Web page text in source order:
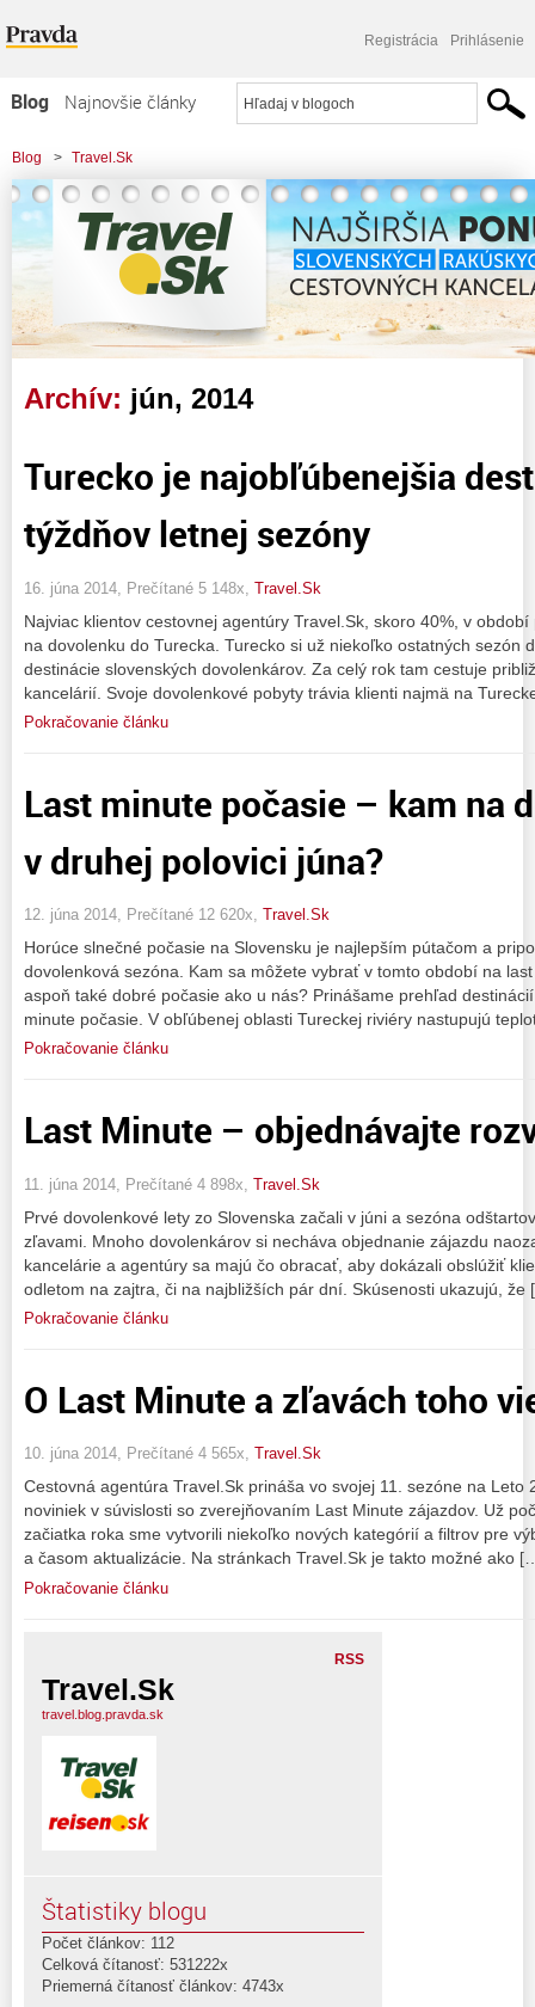
Registrácia Prihlásenie
Blog
Najnovšie články
Najčítanejšie články
Najkomentovanejšie články
Zoznam blogov
Komerčné blogy
Blog > Travel.Sk
Archív: jún, 2014
Turecko je najobľúbenejšia
týždňov letnej sezóny
16. júna 2014, Prečítané 5 148x, Travel.Sk
Najviac klientov cestovnej agentúry Travel.Sk, skoro 40%, v
na dovolenku do Turecka. Turecko si už niekoľko ostatných sezón
destinácie slovenských dovolenkárov. Za celý rok tam cestuje
kancelárií. Svoje dovolenkové pobyty trávia klienti najmä na
Pokračovanie článku
Last minute počasie – kam na
v druhej polovici júna?
12. júna 2014, Prečítané 12 620x, Travel.Sk
Horúce slnečné počasie na Slovensku je najlepším pútačom a
dovolenková sezóna. Kam sa môžete vybrať v tomto období na
aspoň také dobré počasie ako u nás? Prinášame prehľad
minute počasie. V obľúbenej oblasti Tureckej riviéry nastupujú
Pokračovanie článku
Last Minute – objednávajte
11. júna 2014, Prečítané 4 898x, Travel.Sk
Prvé dovolenkové lety zo Slovenska začali v júni a sezóna
zľavami. Mnoho dovolenkárov si necháva objednanie zájazdu
kancelárie a agentúry sa majú čo obracať, aby dokázali obslúžiť
odletom na zajtra, či na najbližších pár dní. Skúsenosti ukazujú,
Pokračovanie článku
O Last Minute a zľavách toho
10. júna 2014, Prečítané 4 565x, Travel.Sk
Cestovná agentúra Travel.Sk prináša vo svojej 11. sezóne na Leto
noviniek v súvislosti so zverejňovaním Last Minute zájazdov. Už
začiatka roka sme vytvorili niekoľko nových kategórií a filtrov pre
a časom aktualizácie. Na stránkach Travel.Sk je takto možné ako
Pokračovanie článku
RSS
Travel.Sk
travel.blog.pravda.sk
Štatistiky blogu
Počet článkov: 112
Celková čítanosť: 531222x
Priemerná čítanosť článkov: 4743x